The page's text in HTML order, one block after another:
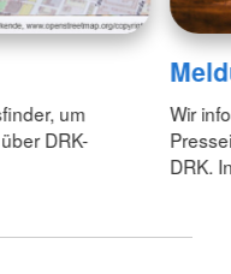
um
DRK-
Wir
DRK.